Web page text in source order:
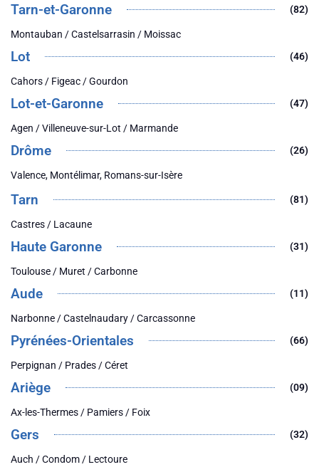
Tarn-et-Garonne (82)
Montauban / Castelsarrasin / Moissac
Lot (46)
Cahors / Figeac / Gourdon
Lot-et-Garonne (47)
Agen / Villeneuve-sur-Lot / Marmande
Drôme (26)
Valence, Montélimar, Romans-sur-Isère
Tarn (81)
Castres / Lacaune
Haute Garonne (31)
Toulouse / Muret / Carbonne
Aude (11)
Narbonne / Castelnaudary / Carcassonne
Pyrénées-Orientales (66)
Perpignan / Prades / Céret
Ariège (09)
Ax-les-Thermes / Pamiers / Foix
Gers (32)
Auch / Condom / Lectoure